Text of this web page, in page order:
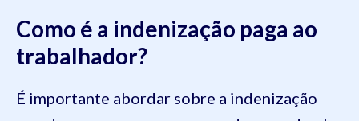
Como é a indenização paga ao
trabalhador?
É importante abordar sobre a indenização